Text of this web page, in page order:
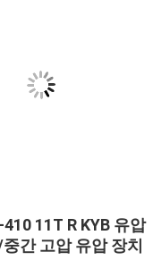
11T R KYB 유압
간 고압 유압 장치